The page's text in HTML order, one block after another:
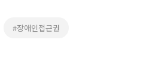
#장애인접근권